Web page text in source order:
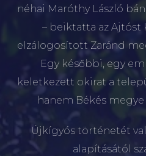
néhai Maróthy László
– beiktatta az Ajtóst
elzálogosított Zaránd
Egy későbbi, egy
keletkezett okirat a
hanem Békés
Újkígyós történetét
alapításától